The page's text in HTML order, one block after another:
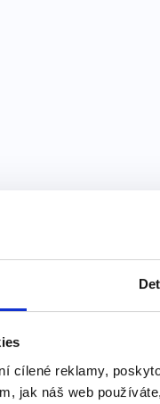
cílené reklamy,
jak náš web